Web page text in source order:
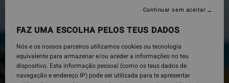
FAZ UMA ESCOLHA PELOS TEUS DADOS
Nós e os nossos parceiros utilizamos cookies ou tecnologia
equivalente para armazenar e/ou aceder a informações no teu
dispositivo. Esta informação pessoal (como os teus dados de
navegação e endereço IP) pode ser utilizada para te apresentar
Continuar sem aceitar